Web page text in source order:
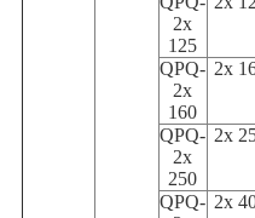
2x
125
QPQ-
2x
160
2x
QPQ-
2x
250
2x
QPQ- 2x